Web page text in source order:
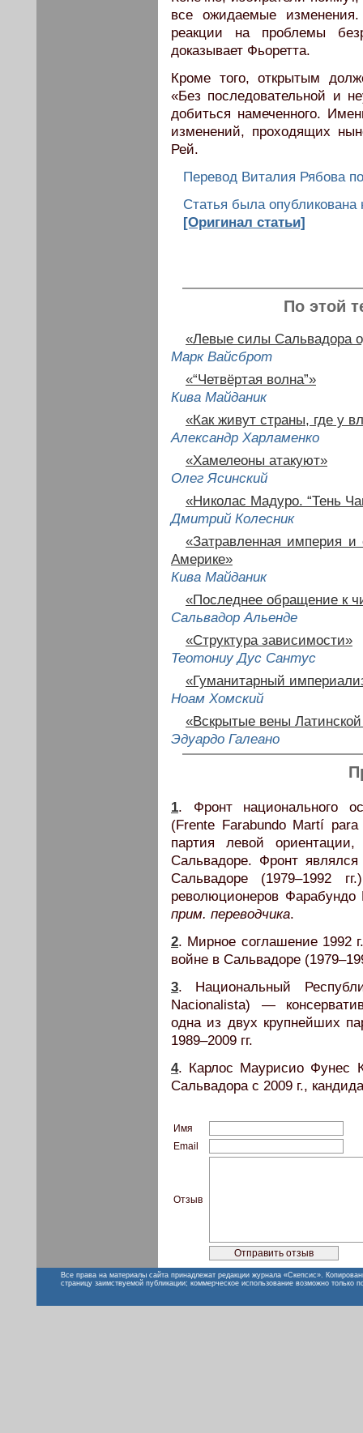
все ожидаемые
реакции на проблемы
доказывает Фьоретта.
Кроме того, открытым
«Без последовательной и
добиться намеченного.
изменений, проходящих
Рей.
Перевод Виталия Рябова
Статья была опубликована
[Оригинал статьи]
По этой
«Левые силы Сальвадора
Марк Вайсброт
«“Четвёртая волна”»
Кива Майданик
«Как живут страны, где у
Александр Харламенко
«Хамелеоны атакуют»
Олег Ясинский
«Николас Мадуро. “Тень
Дмитрий Колесник
«Затравленная империя
Америке»
Кива Майданик
«Последнее обращение к
Сальвадор Альенде
«Структура зависимости»
Теотониу Дус Сантус
«Гуманитарный
Ноам Хомский
«Вскрытые вены
Эдуардо Галеано
1. Фронт национального
(Frente Farabundo Martí
партия левой
Сальвадоре. Фронт
Сальвадоре (1979–1992
революционеров
прим. переводчика.
2. Мирное соглашение 1992
войне в Сальвадоре
3. Национальный
Nacionalista) —
одна из двух крупнейших
1989–2009 гг.
4. Карлос Маурисио Фунес
Сальвадора с 2009 г.,
Имя
Email
Отзыв
Все права на материалы сайта принадлежат редакции журнала «Скепсис».
страницу заимствуемой публикации; коммерческое использование возможно только